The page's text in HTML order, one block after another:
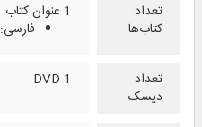
تعداد
کتاب‌ها
1 عنوان کتاب
فارسی: 1
تعداد
دیسک
1 DVD